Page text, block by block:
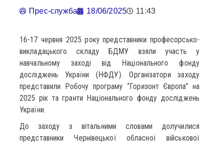
Прес-служба 18/06/2025 11:43
16-17 червня 2025 року представники професорсько-
викладацького складу БДМУ взяли участь у
навчальному заході від Національного фонду
досліджень України (НФДУ). Організатори заходу
представили Робочу програму “Горизонт Європа” на
2025 рік та гранти Національного фонду досліджень
України.
До заходу з вітальними словами долучилися
представники Чернівецької обласної військової